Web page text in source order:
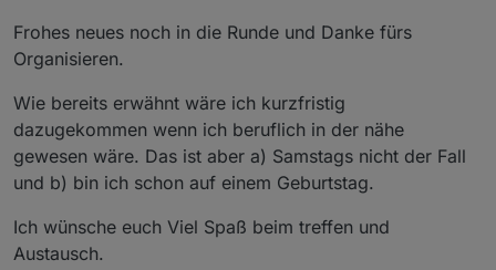
https://www.thaers.de/
Frohes neues noch in die Runde und Danke fürs
Organisieren.
Wie bereits erwähnt wäre ich kurzfristig
dazugekommen wenn ich beruflich in der nähe
gewesen wäre. Das ist aber a) Samstags nicht der Fall
und b) bin ich schon auf einem Geburtstag.
Ich wünsche euch Viel Spaß beim treffen und
Austausch.